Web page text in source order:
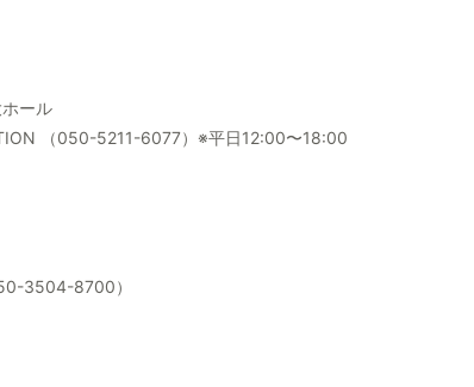
ール
（050-5211-6077）※平日12:00〜18:00
3504-8700）